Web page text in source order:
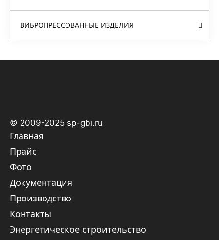
ВИБРОПРЕССОВАННЫЕ ИЗДЕЛИЯ
© 2009-2025 sp-gbi.ru
Главная
Прайс
Фото
Документация
Производство
Контакты
Энергетическое строительство